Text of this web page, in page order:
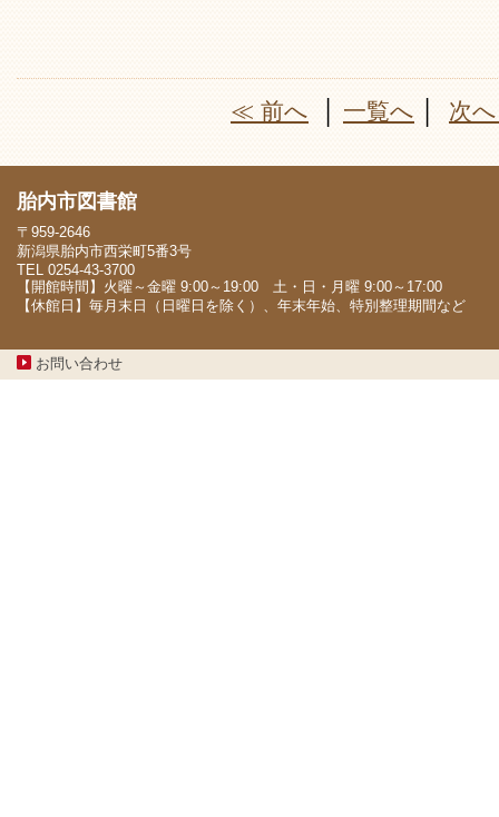
≪ 前へ 一覧へ 次
胎内市図書館
〒959-2646
新潟県胎内市西栄町5番3号
TEL 0254-43-3700
【開館時間】火曜～金曜 9:00～19:00 土・日・月曜 9:00～17:00
【休館日】毎月末日（日曜日を除く）、年末年始、特別整理期間など
お問い合わせ